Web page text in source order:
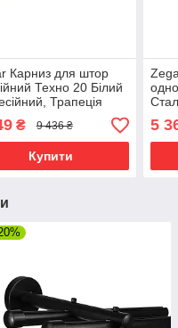
Карниз для штор
Техно 20 Білий
Трапеція
₴ 9 436 ₴
Купити
5